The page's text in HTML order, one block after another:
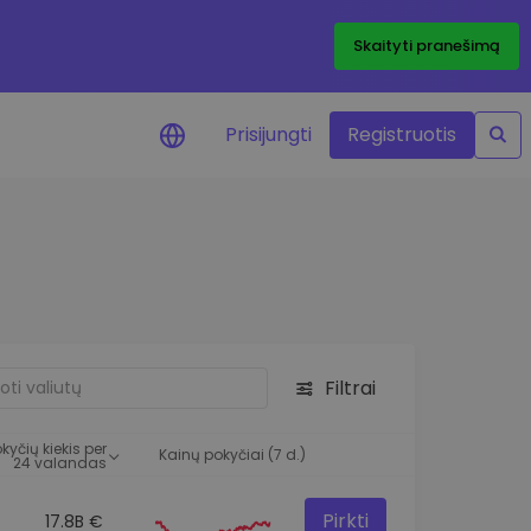
Skaityti pranešimą
Prisijungti Registruotis
Filtrai
kiekis per
24 valandas Kainų pokyčiai (7 d.)
17.8B € Pirkti